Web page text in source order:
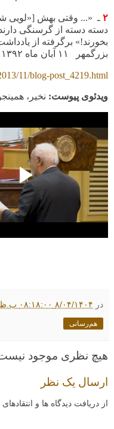
٢ ـ «... وقتی بهش [«لویی
دسته دسته از گرسنگی
بخورند!» برگرفته از
بزرگمهر
۱۱ آبان ماه ۱۳۹۲
11/blog-post_4219.html
ویدئوی پیوست: نخیر،
در ۸/۰۴/۱۴۰۴ ۰۸:۱۸:۰۰ ب.ظ.
هم‌رسانی
هیچ نظری موجود
ارسال یک نظر
از دریافت دیدگاه ها و